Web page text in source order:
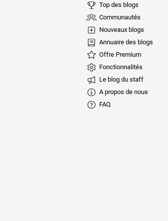
Top des blogs
Communautés
Nouveaux blogs
Annuaire des blogs
Offre Premium
Fonctionnalités
Le blog du staff
A propos de nous
FAQ